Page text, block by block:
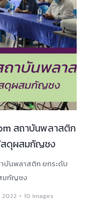
สถาบันพลาสติก
สดุผสมกัญชง
บันพลาสติก ยกระดับ
มกัญชง
2022 10 images